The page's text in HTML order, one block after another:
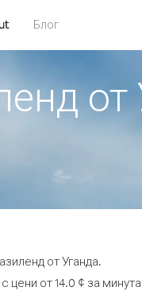
Блог
от
от Уганда.
цени от 14.0 ¢ за